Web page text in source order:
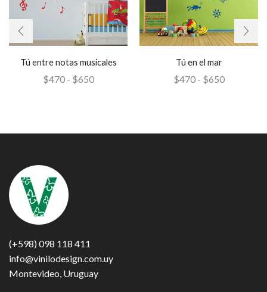
Tú entre notas musicales
$470 - $650
Tú en el mar
$470 - $650
(+598) 098 118 411
info@vinilodesign.com.uy
Montevideo, Uruguay